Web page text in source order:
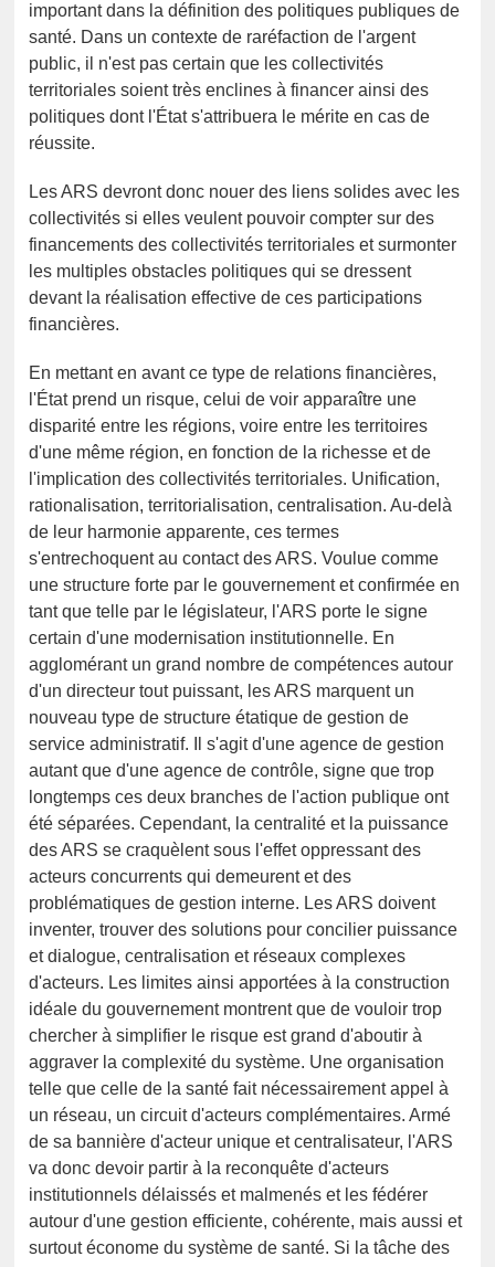
important dans la définition des politiques publiques de
santé. Dans un contexte de raréfaction de l'argent
public, il n'est pas certain que les collectivités
territoriales soient très enclines à financer ainsi des
politiques dont l'État s'attribuera le mérite en cas de
réussite.
Les ARS devront donc nouer des liens solides avec les
collectivités si elles veulent pouvoir compter sur des
financements des collectivités territoriales et surmonter
les multiples obstacles politiques qui se dressent
devant la réalisation effective de ces participations
financières.
En mettant en avant ce type de relations financières,
l'État prend un risque, celui de voir apparaître une
disparité entre les régions, voire entre les territoires
d'une même région, en fonction de la richesse et de
l'implication des collectivités territoriales. Unification,
rationalisation, territorialisation, centralisation. Au-delà
de leur harmonie apparente, ces termes
s'entrechoquent au contact des ARS. Voulue comme
une structure forte par le gouvernement et confirmée en
tant que telle par le législateur, l'ARS porte le signe
certain d'une modernisation institutionnelle. En
agglomérant un grand nombre de compétences autour
d'un directeur tout puissant, les ARS marquent un
nouveau type de structure étatique de gestion de
service administratif. Il s'agit d'une agence de gestion
autant que d'une agence de contrôle, signe que trop
longtemps ces deux branches de l'action publique ont
été séparées. Cependant, la centralité et la puissance
des ARS se craquèlent sous l'effet oppressant des
acteurs concurrents qui demeurent et des
problématiques de gestion interne. Les ARS doivent
inventer, trouver des solutions pour concilier puissance
et dialogue, centralisation et réseaux complexes
d'acteurs. Les limites ainsi apportées à la construction
idéale du gouvernement montrent que de vouloir trop
chercher à simplifier le risque est grand d'aboutir à
aggraver la complexité du système. Une organisation
telle que celle de la santé fait nécessairement appel à
un réseau, un circuit d'acteurs complémentaires. Armé
de sa bannière d'acteur unique et centralisateur, l'ARS
va donc devoir partir à la reconquête d'acteurs
institutionnels délaissés et malmenés et les fédérer
autour d'une gestion efficiente, cohérente, mais aussi et
surtout économe du système de santé. Si la tâche des